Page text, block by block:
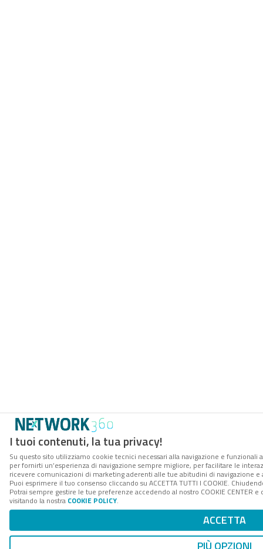
I tuoi contenuti, la tua privacy!
Su questo sito utilizziamo cookie tecnici necessari alla navigazione e funzionali
per fornirti un’esperienza di navigazione sempre migliore, per facilitare le
ricevere comunicazioni di marketing aderenti alle tue abitudini di navigazione e
Puoi esprimere il tuo consenso cliccando su ACCETTA TUTTI I COOKIE.
Potrai sempre gestire le tue preferenze accedendo al nostro COOKIE
visitando la nostra COOKIE POLICY.
ACCETTA
PIÙ OPZIONI